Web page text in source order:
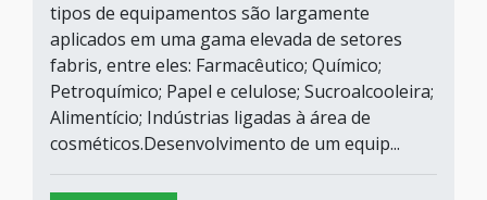
tipos de equipamentos são largamente
aplicados em uma gama elevada de setores
fabris, entre eles: Farmacêutico; Químico;
Petroquímico; Papel e celulose; Sucroalcooleira;
Alimentício; Indústrias ligadas à área de
cosméticos.Desenvolvimento de um equip...